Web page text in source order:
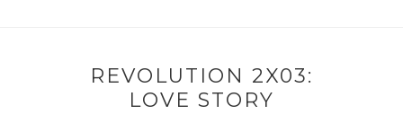
REVOLUTION 2X03:
LOVE STORY